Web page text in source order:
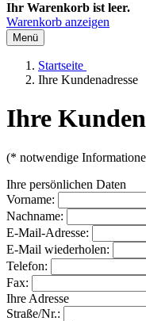
Ihr Warenkorb ist leer.
Warenkorb anzeigen
Menü
Startseite
Ihre Kundenadresse
Ihre
(* notwendige
Ihre persönlichen Daten
Vorname:
Nachname:
E-Mail-Adresse:
E-Mail wiederholen:
Telefon:
Fax:
Ihre Adresse
Straße/Nr.: